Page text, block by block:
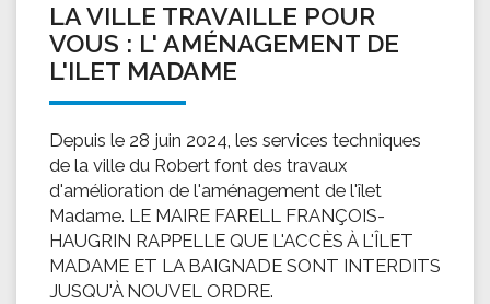
LA VILLE TRAVAILLE POUR
VOUS : L' AMÉNAGEMENT DE
L'ILET MADAME
Depuis le 28 juin 2024, les services techniques
de la ville du Robert font des travaux
d'amélioration de l'aménagement de l'îlet
Madame. LE MAIRE FARELL FRANÇOIS-
HAUGRIN RAPPELLE QUE L'ACCÈS À L'ÎLET
MADAME ET LA BAIGNADE SONT INTERDITS
JUSQU'À NOUVEL ORDRE.